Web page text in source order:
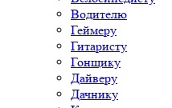
Водителю
Геймеру
Гитаристу
Гонщику
Дайверу
Дачнику